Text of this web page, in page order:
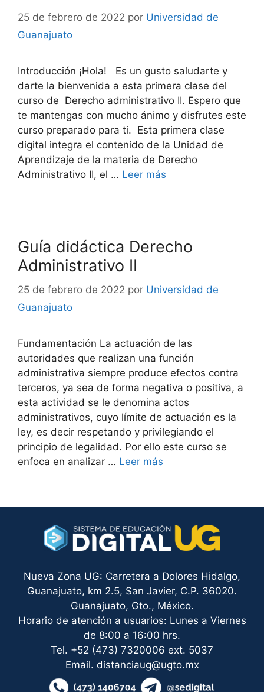
25 de febrero de 2022 por Universidad de
Guanajuato
Introducción ¡Hola! Es un gusto saludarte y
darte la bienvenida a esta primera clase del
curso de Derecho administrativo II. Espero que
te mantengas con mucho ánimo y disfrutes este
curso preparado para ti. Esta primera clase
digital integra el contenido de la Unidad de
Aprendizaje de la materia de Derecho
Administrativo II, el … Leer más
Guía didáctica Derecho
Administrativo II
25 de febrero de 2022 por Universidad de
Guanajuato
Fundamentación La actuación de las
autoridades que realizan una función
administrativa siempre produce efectos contra
terceros, ya sea de forma negativa o positiva, a
esta actividad se le denomina actos
administrativos, cuyo límite de actuación es la
ley, es decir respetando y privilegiando el
principio de legalidad. Por ello este curso se
enfoca en analizar … Leer más
Nueva Zona UG: Carretera a Dolores Hidalgo,
Guanajuato, km 2.5, San Javier, C.P. 36020.
Guanajuato, Gto., México.
Horario de atención a usuarios: Lunes a Viernes
de 8:00 a 16:00 hrs.
Tel. +52 (473) 7320006 ext. 5037
Email. distanciaug@ugto.mx